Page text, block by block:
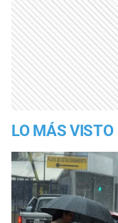
LO MÁS VISTO